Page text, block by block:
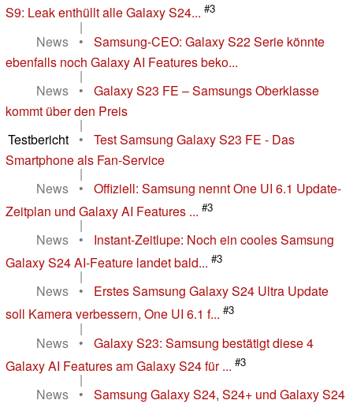
S9: Leak enthüllt alle Galaxy S24... #3
|
News
•
Samsung-CEO: Galaxy S22 Serie könnte
ebenfalls noch Galaxy AI Features beko...
|
News
•
Galaxy S23 FE – Samsungs Oberklasse
kommt über den Preis
|
Testbericht
•
Test Samsung Galaxy S23 FE - Das
Smartphone als Fan-Service
|
News
•
Offiziell: Samsung nennt One UI 6.1 Update-
Zeitplan und Galaxy AI Features ... #3
|
News
•
Instant-Zeitlupe: Noch ein cooles Samsung
Galaxy S24 AI-Feature landet bald... #3
|
News
•
Erstes Samsung Galaxy S24 Ultra Update
soll Kamera verbessern, One UI 6.1 f... #3
|
News
•
Galaxy S23: Samsung bestätigt diese 4
Galaxy AI Features am Galaxy S24 für ... #3
|
News
•
Samsung Galaxy S24, S24+ und Galaxy S24